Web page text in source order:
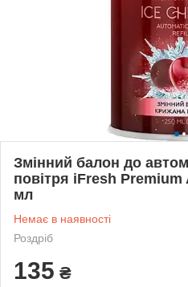
Змінний балон до
повітря iFresh
мл
Немає в наявності
Роздріб
135 ₴